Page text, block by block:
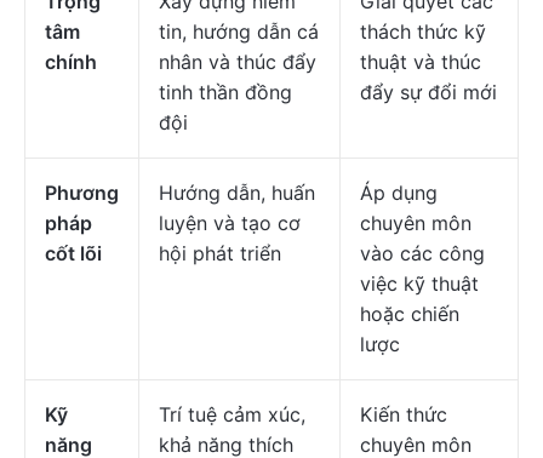
tâm
chính
tin, hướng dẫn cá
nhân và thúc đẩy
tinh thần đồng
đội
thách thức kỹ
thuật và thúc
đẩy sự đổi mới
Phương
pháp
cốt lõi
Hướng dẫn, huấn
luyện và tạo cơ
hội phát triển
Áp dụng
chuyên môn
vào các công
việc kỹ thuật
hoặc chiến
lược
Kỹ
năng
Trí tuệ cảm xúc,
khả năng thích
Kiến thức
chuyên môn